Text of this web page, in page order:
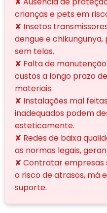
crianças e pets em
✘ Insetos
dengue e
sem telas.
✘ Falta de
custos a longo prazo
materiais.
✘ Instalações mal
inadequados podem
esteticamente.
✘ Redes de baixa
as normas legais,
✘ Contratar
o risco de atrasos, má
suporte.